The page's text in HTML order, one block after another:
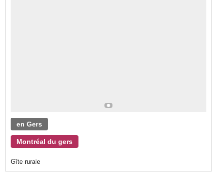
en Gers
Montréal du gers
Gîte rurale